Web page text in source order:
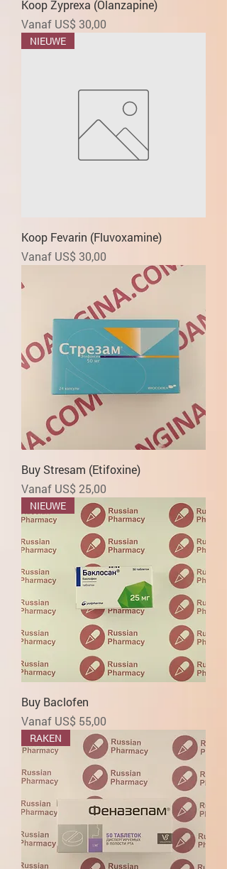
Koop Zyprexa (Olanzapine)
Vanaf US$ 30,00
Verkoopprijs
NIEUWE
Koop Fevarin (Fluvoxamine)
Vanaf US$ 30,00
Verkoopprijs
Buy Stresam (Etifoxine)
Vanaf US$ 25,00
Verkoopprijs
NIEUWE
Buy Baclofen
Vanaf US$ 55,00
Verkoopprijs
RAKEN